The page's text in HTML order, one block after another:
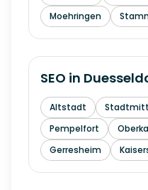
Moehringen
SEO in
Altstadt
Pempelfort
Gerresheim